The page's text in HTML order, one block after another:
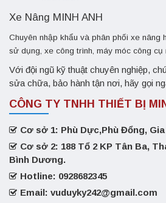
Xe Nâng MINH ANH
Chuyên nhập khẩu và phân phối xe nâng
sử dụng, xe công trình, máy móc công cụ
Với đội ngũ kỹ thuật chuyên nghiệp,
sửa chữa, bảo hành tận nơi, hãy gọi
CÔNG TY TNHH THIẾT BỊ
Cơ sở 1: Phù Dực,Phù Đổng,
Cơ sở 2: 188 Tổ 2 KP Tân Ba,
Bình Dương.
Hotline: 0928682345
Email: vuduyky242@gmail.com